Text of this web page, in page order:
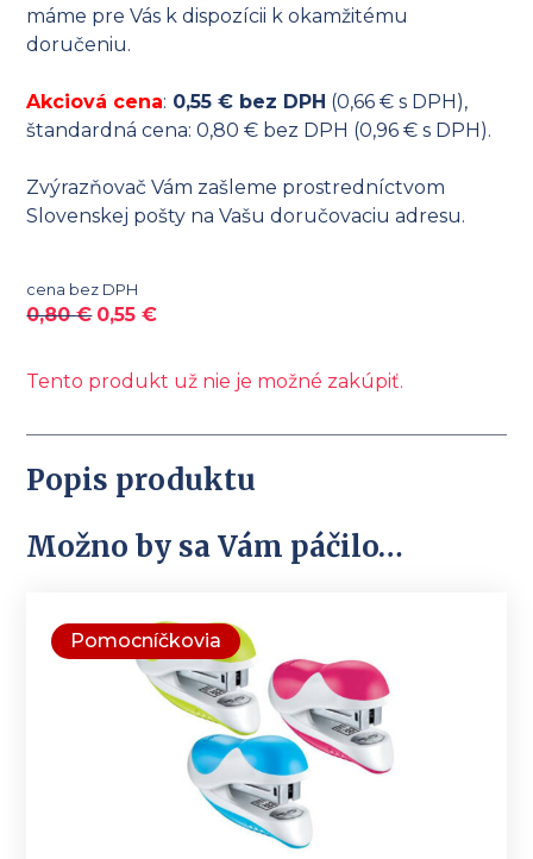
máme pre Vás k dispozícii k okamžitému
doručeniu.
Akciová cena: 0,55 € bez DPH (0,66 € s DPH),
štandardná cena: 0,80 € bez DPH (0,96 € s DPH).
Zvýrazňovač Vám zašleme prostredníctvom
Slovenskej pošty na Vašu doručovaciu adresu.
cena bez DPH
0,80€ Original
was:
0,55€Current
is:
Tento produkt už nie je možné zakúpiť.
Popis produktu
Možno by sa Vám páčilo…
Pomocníčkovia